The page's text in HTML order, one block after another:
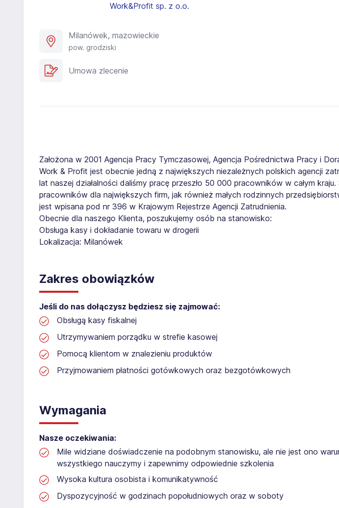
Work&Profit sp. z o.o.
Milanówek, mazowieckie
pow. grodziski
Umowa zlecenie
Założona w 2001 Agencja Pracy Tymczasowej, Agencja Pośrednictwa Pracy i
Work & Profit jest obecnie jedną z największych niezależnych polskich agencji
lat naszej działalności daliśmy pracę przeszło 50 000 pracowników w całym
pracowników dla największych firm, jak również małych rodzinnych
jest wpisana pod nr 396 w Krajowym Rejestrze Agencji Zatrudnienia.
Obecnie dla naszego Klienta, poszukujemy osób na stanowisko:
Obsługa kasy i dokładanie towaru w drogerii
Lokalizacja: Milanówek
Zakres obowiązków
Jeśli do nas dołączysz będziesz się zajmować:
Obsługą kasy fiskalnej
Utrzymywaniem porządku w strefie kasowej
Pomocą klientom w znalezieniu produktów
Przyjmowaniem płatności gotówkowych oraz bezgotówkowych
Wymagania
Nasze oczekiwania:
Mile widziane doświadczenie na podobnym stanowisku, ale nie jest ono
wszystkiego nauczymy i zapewnimy odpowiednie szkolenia
Wysoka kultura osobista i komunikatywność
Dyspozycyjność w godzinach popołudniowych oraz w soboty